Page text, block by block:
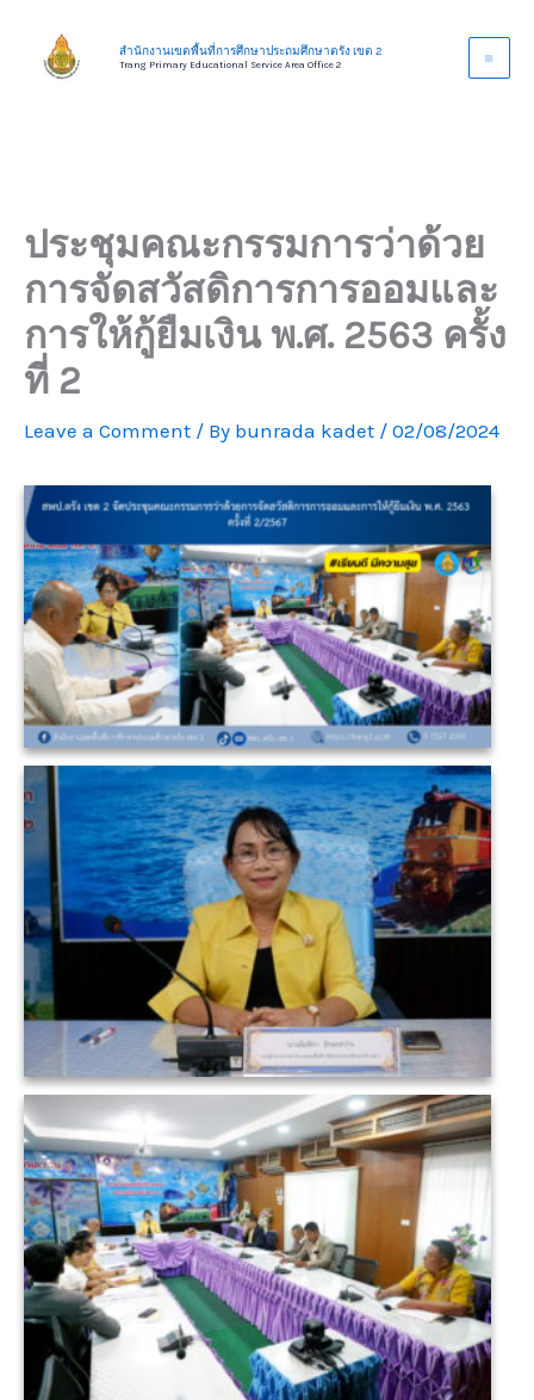
content
สำนักงานเขตพื้นที่การศึกษาประถมศึกษาตรัง เขต 2
Trang Primary Educational Service Area Office 2
ประชุมคณะกรรมการว่าด้วย
การจัดสวัสดิการการออมและ
การให้กู้ยืมเงิน พ.ศ. 2563 ครั้ง
ที่ 2
Leave a Comment / By bunrada kadet / 02/08/2024